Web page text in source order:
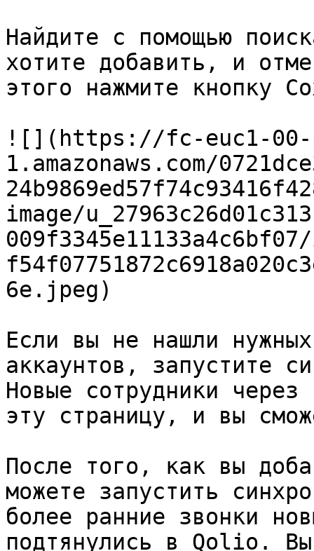
Найдите с помощью
хотите добавить, и
этого нажмите кнопку
![](https://fc-euc1-00-
1.amazonaws.com/
image/
6e.jpeg)
Если вы не нашли
аккаунтов, запустите
Новые сотрудники
эту страницу, и вы
После того, как вы
можете запустить
более ранние звонки
подтянулись в Qolio. Вы